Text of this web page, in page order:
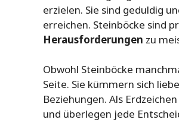
erzielen. Sie sind geduldig
erreichen. Steinböcke sind
Herausforderungen zu
Obwohl Steinböcke
Seite. Sie kümmern sich
Beziehungen. Als
und überlegen jede